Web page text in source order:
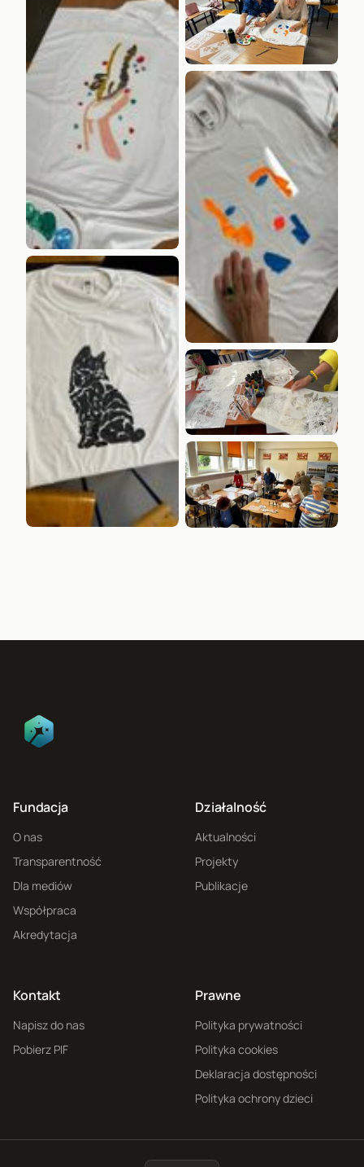
Fundacja
O nas
Transparentność
Dla mediów
Współpraca
Akredytacja
Działalność
Aktualności
Projekty
Publikacje
Kontakt
Napisz do nas
Pobierz PIF
Prawne
Polityka prywatności
Polityka cookies
Deklaracja dostępności
Polityka ochrony dzieci